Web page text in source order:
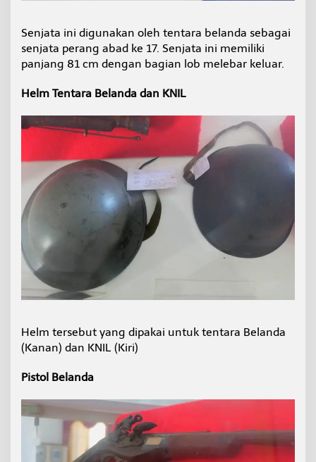
Senjata ini digunakan oleh tentara belanda sebagai
senjata perang abad ke 17. Senjata ini memiliki
panjang 81 cm dengan bagian lob melebar keluar.
Helm Tentara Belanda dan KNIL
Helm tersebut yang dipakai untuk tentara Belanda
(Kanan) dan KNIL (Kiri)
Pistol Belanda